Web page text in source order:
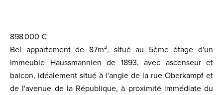
898 000 €
Bel appartement de 87m², situé au 5ème étage d'un
immeuble Haussmannien de 1893, avec ascenseur et
balcon, idéalement situé à l'angle de la rue Oberkampf et
de l'avenue de la République, à proximité immédiate du